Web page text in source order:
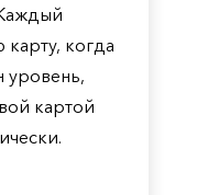
когда
уровень,
картой